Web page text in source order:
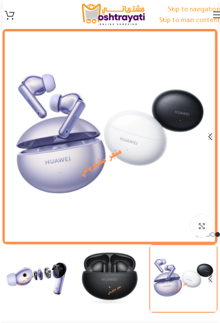
Skip to navigation
Skip to main content